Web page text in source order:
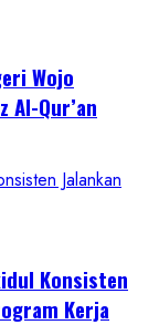
Wojo
Al-Qur’an
Jalankan
Konsisten
Kerja